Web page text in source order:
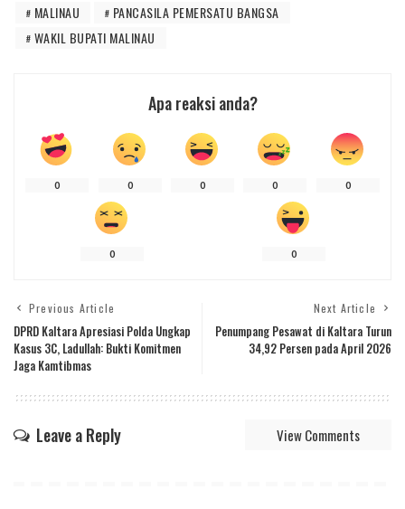
MALINAU
PANCASILA PEMERSATU BANGSA
WAKIL BUPATI MALINAU
Apa reaksi anda?
0 0 0 0 0
0 0
Previous Article
DPRD Kaltara Apresiasi Polda Ungkap
Kasus 3C, Ladullah: Bukti Komitmen
Jaga Kamtibmas
Next Article
Penumpang Pesawat di Kaltara Turun
34,92 Persen pada April 2026
Leave a Reply View Comments